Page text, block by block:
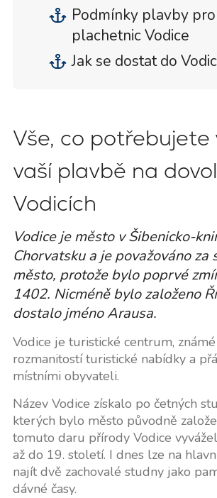
Podmínky plavby
plachetnic Vodice
Jak se dostat do
Vše, co potřebujete
vaší plavbě na
Vodicích
Vodice je město v Šibenicko-
Chorvatsku a je považováno za
město, protože bylo poprvé
1402. Nicméně bylo založeno
dostalo jméno Arausa.
Vodice je turistické centrum,
rozmanitostí turistické nabídky a
místními obyvateli.
Název Vodice získalo po četných
kterých bylo město původně
tomuto daru přírody Vodice
až do 19. století. I dnes lze na
najít dvě zachovalé studny jako
dávné časy.